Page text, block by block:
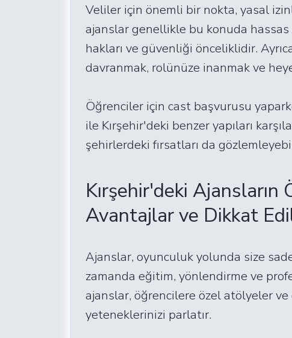
Veliler için önemli bir nokta, yasal
ajanslar genellikle bu konuda hassas
hakları ve güvenliği önceliklidir.
davranmak, rolünüze inanmak ve
Öğrenciler için cast başvurusu
ile Kırşehir'deki benzer yapıları
şehirlerdeki fırsatları da
Kırşehir'deki Ajansların
Avantajlar ve Dikkat
Ajanslar, oyunculuk yolunda size
zamanda eğitim, yönlendirme ve
ajanslar, öğrencilere özel atölyeler
yeteneklerinizi parlatır.